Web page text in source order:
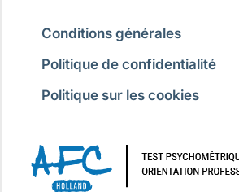
Conditions générales
Politique de confidentialité
Politique sur les cookies